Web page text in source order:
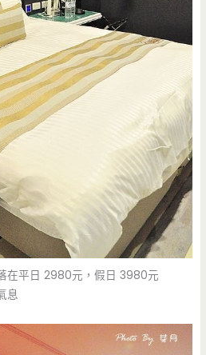
在平日 2980元，假日 3980元
息